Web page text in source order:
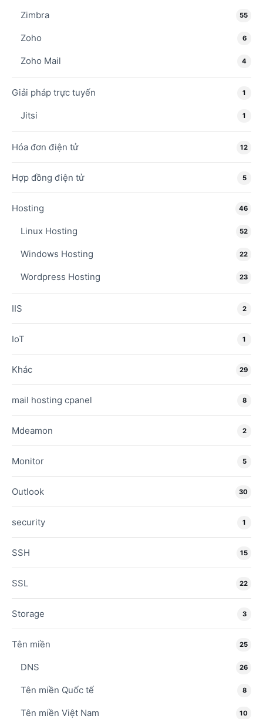
Zimbra 55
Zoho 6
Zoho Mail 4
Giải pháp trực tuyến 1
Jitsi 1
Hóa đơn điện tử 12
Hợp đồng điện tử 5
Hosting 46
Linux Hosting 52
Windows Hosting 22
Wordpress Hosting 23
IIS 2
IoT 1
Khác 29
mail hosting cpanel 8
Mdeamon 2
Monitor 5
Outlook 30
security 1
SSH 15
SSL 22
Storage 3
Tên miền 25
DNS 26
Tên miền Quốc tế 8
Tên miền Việt Nam 10